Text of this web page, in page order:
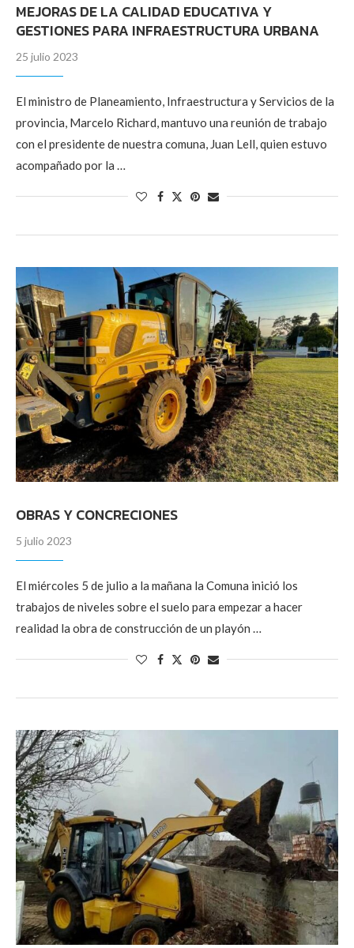
MEJORAS DE LA CALIDAD EDUCATIVA Y
GESTIONES PARA INFRAESTRUCTURA URBANA
25 julio 2023
El ministro de Planeamiento, Infraestructura y Servicios de la
provincia, Marcelo Richard, mantuvo una reunión de trabajo
con el presidente de nuestra comuna, Juan Lell, quien estuvo
acompañado por la …
OBRAS Y CONCRECIONES
5 julio 2023
El miércoles 5 de julio a la mañana la Comuna inició los
trabajos de niveles sobre el suelo para empezar a hacer
realidad la obra de construcción de un playón …